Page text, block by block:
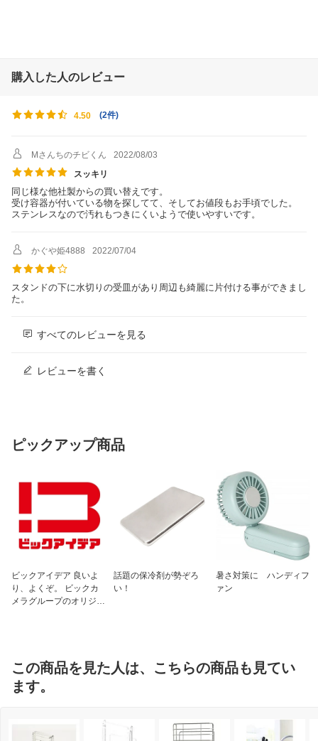
購入した人のレビュー
4.50 (2件)
Mさんちのチビくん
2022/08/03
スッキリ
同じ様な他社製からの買い替えです。
受け容器が付いている物を探してて、そしてお値段もお手頃でした。
ステンレスなので汚れもつきにくいようで使いやすいです。
かぐや姫4888 2022/07/04
スタンドの下に水切りの受皿があり周辺も綺麗に片付ける事ができまし
た。
すべてのレビューを見る
レビューを書く
ピックアップ商品
ビックアイデア 良いよ
り、よくぞ。 ビックカ
メラグループのオリジナ
話題の保冷剤が勢ぞろ
い！
暑さ対策に ハンディフ
ァン
この商品を見た人は、こちらの商品も見てい
ます。